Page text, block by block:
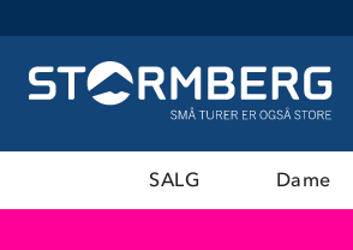
SALG Dame